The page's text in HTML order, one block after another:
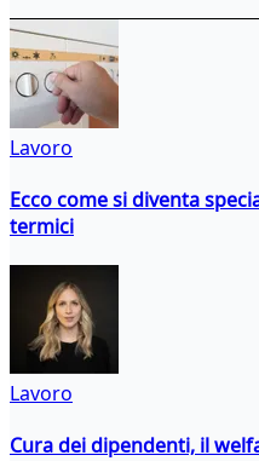
Lavoro
Ecco come si diventa
termici
Lavoro
Cura dei dipendenti, il